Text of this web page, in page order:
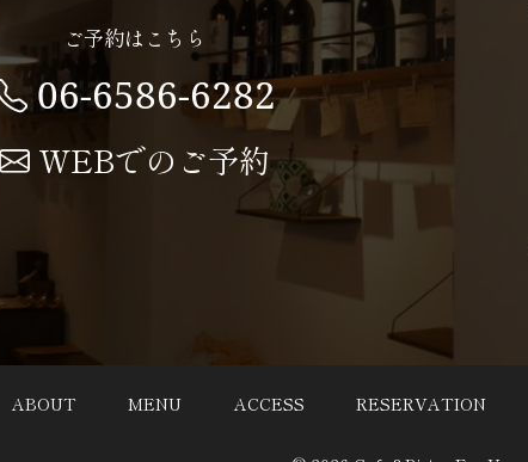
ご予約はこちら
06-6586-6282
WEBでのご予約
ABOUT MENU ACCESS RESERVATION